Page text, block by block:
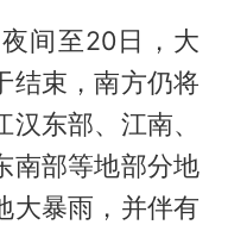
间至20日，大
结束，南方仍将
东部、江南、
南部等地部分地
大暴雨，并伴有